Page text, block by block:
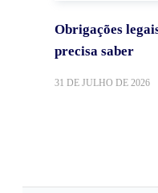
Obrigações
precisa saber
31 DE JULHO DE 2026